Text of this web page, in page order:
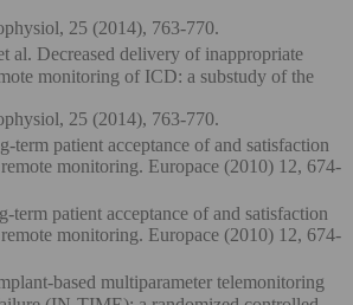
25 (2014), 763-770.
al. Decreased delivery of inappropriate
monitoring of ICD: a substudy of the
25 (2014), 763-770.
term patient acceptance of and satisfaction
monitoring. Europace (2010) 12, 674-
term patient acceptance of and satisfaction
monitoring. Europace (2010) 12, 674-
based multiparameter telemonitoring